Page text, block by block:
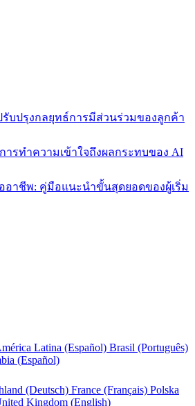
บปรุงกลยุทธ์การมีส่วนร่วมของลูกค้า
รทำความเข้าใจถึงผลกระทบของ AI
อาชีพ: คู่มือแนะนำขั้นสุดยอดของผู้เริ่ม
Latina (Español) Brasil (Português)
(Español)
(Deutsch) France (Français) Polska
Kingdom (English)